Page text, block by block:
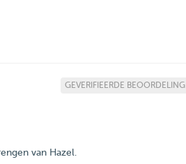
GEVERIFIEERDE BEOORDELING
van Hazel.